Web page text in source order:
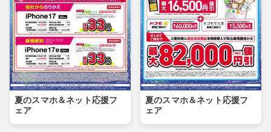
夏のスマホ＆ネット応援フ
ェア
夏のスマホ＆ネット応援フ
ェア